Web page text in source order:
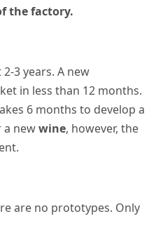
the factory.
3 years. A new
in less than 12 months.
6 months to develop a
a newwine, however, the
are no prototypes. Only